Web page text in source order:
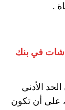
.
في بنك
الأدنى
جنيه شهريا ، على أن تكون